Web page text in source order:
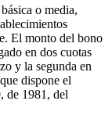
o media,
El monto del bono
en dos cuotas
y la segunda en
dispone el
de 1981, del